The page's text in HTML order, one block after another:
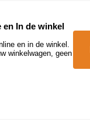
In de winkel
en in de winkel.
winkelwagen, geen